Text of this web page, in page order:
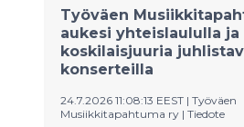
Työväen
aukesi yhteislaululla ja
koskilaisjuuria
konserteilla
24.7.2026 11:08:13 EEST | Työväen
Musiikkitapahtuma ry | Tiedote